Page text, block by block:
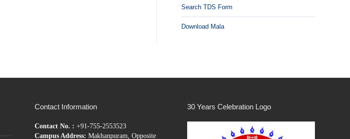
Search TDS Form
Download Mala
Contact Information
Contact No. : +91-755-2553523
Campus Address: Makhanpuram, Opposite
30 Years Celebration Logo